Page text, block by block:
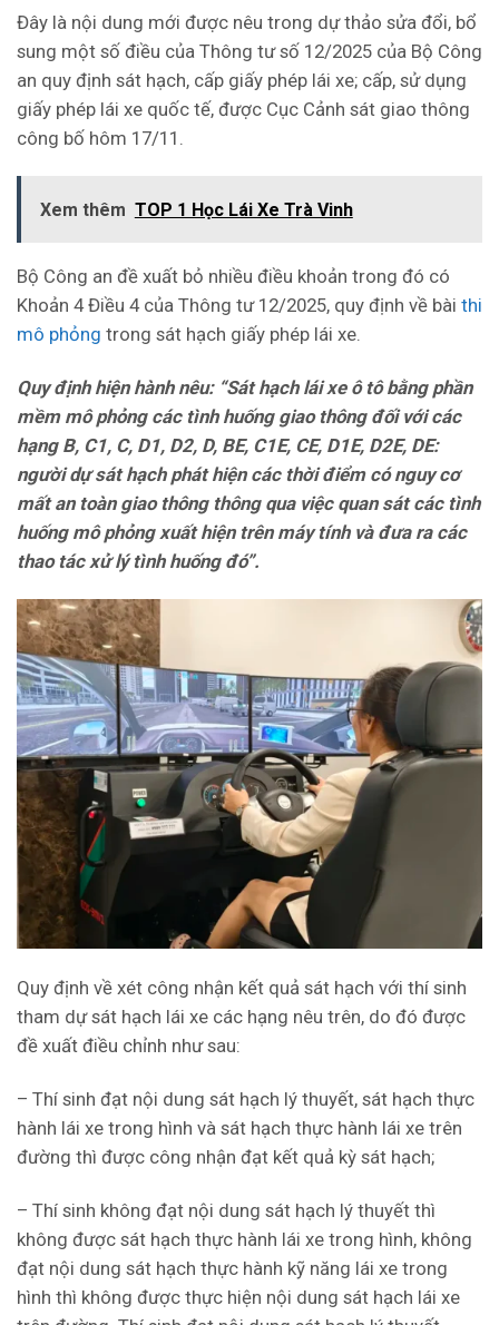
Đây là nội dung mới được nêu trong dự thảo sửa đổi, bổ
sung một số điều của Thông tư số 12/2025 của Bộ Công
an quy định sát hạch, cấp giấy phép lái xe; cấp, sử dụng
giấy phép lái xe quốc tế, được Cục Cảnh sát giao thông
công bố hôm 17/11.
Xem thêm TOP 1 Học Lái Xe Trà Vinh
Bộ Công an đề xuất bỏ nhiều điều khoản trong đó có
Khoản 4 Điều 4 của Thông tư 12/2025, quy định về bài thi
mô phỏng trong sát hạch giấy phép lái xe.
Quy định hiện hành nêu: “Sát hạch lái xe ô tô bằng phần
mềm mô phỏng các tình huống giao thông đối với các
hạng B, C1, C, D1, D2, D, BE, C1E, CE, D1E, D2E, DE:
người dự sát hạch phát hiện các thời điểm có nguy cơ
mất an toàn giao thông thông qua việc quan sát các tình
huống mô phỏng xuất hiện trên máy tính và đưa ra các
thao tác xử lý tình huống đó”.
Quy định về xét công nhận kết quả sát hạch với thí sinh
tham dự sát hạch lái xe các hạng nêu trên, do đó được
đề xuất điều chỉnh như sau:
– Thí sinh đạt nội dung sát hạch lý thuyết, sát hạch thực
hành lái xe trong hình và sát hạch thực hành lái xe trên
đường thì được công nhận đạt kết quả kỳ sát hạch;
– Thí sinh không đạt nội dung sát hạch lý thuyết thì
không được sát hạch thực hành lái xe trong hình, không
đạt nội dung sát hạch thực hành kỹ năng lái xe trong
hình thì không được thực hiện nội dung sát hạch lái xe